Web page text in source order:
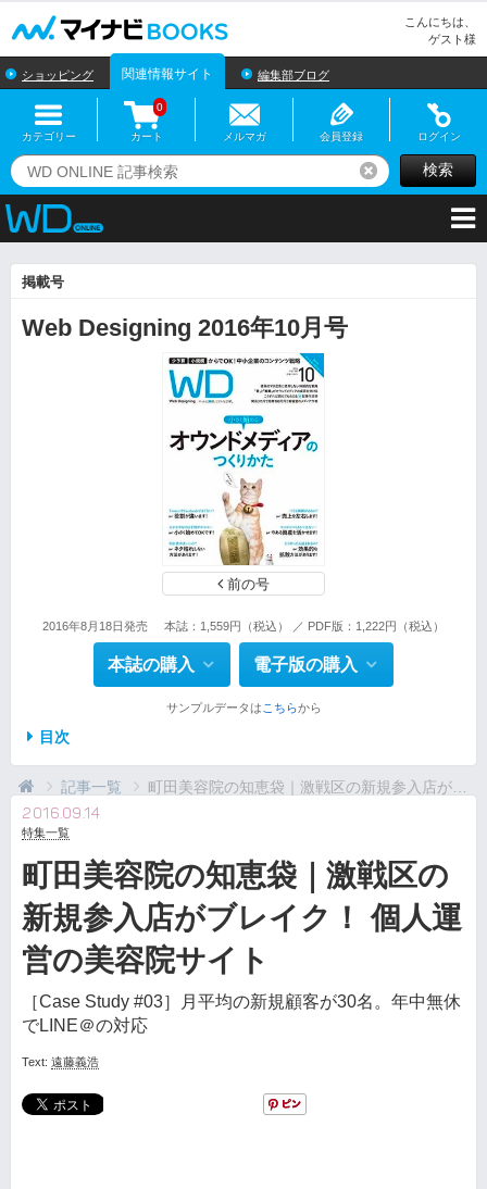
こんにちは、
ゲスト様
ショッピング 関連情報サイト 編集部ブログ
カテゴリー カート
0
メルマガ 会員登録 ログイン
リセット検索
掲載号
Web Designing 2016年10月号
前の号
2016年8月18日発売 本誌：1,559円（税込） ／ PDF版：1,222円（税込）
本誌の購入 電子版の購入
サンプルデータは こちらから
目次
記事一覧 町田美容院の知恵袋｜激戦区の新規参入店がブレイク！ ...
2016.09.14
特集一覧
町田美容院の知恵袋｜激戦区の
新規参入店がブレイク！ 個人運
営の美容院サイト
［Case Study #03］月平均の新規顧客が30名。年中無休
でLINE＠の対応
Text: 遠藤義浩